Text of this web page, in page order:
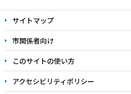
文
こ
こ
ま
で
サイトマップ
市関係者向け
このサイトの使い方
アクセシビリティポリシー